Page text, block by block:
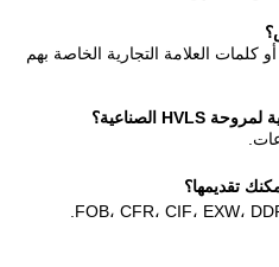
التجارية الخاصة بهم